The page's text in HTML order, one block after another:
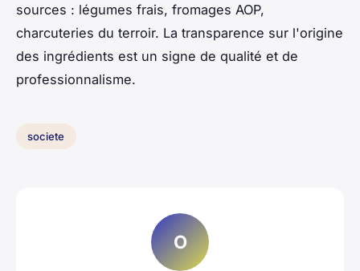
sources : légumes frais, fromages AOP,
charcuteries du terroir. La transparence sur l'origine
des ingrédients est un signe de qualité et de
professionnalisme.
societe
O